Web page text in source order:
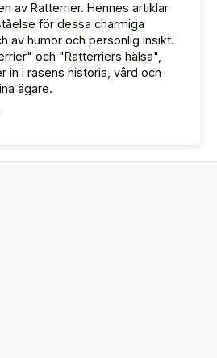
av Ratterrier. Hennes artiklar
för dessa charmiga
av humor och personlig insikt.
och "Ratterriers hälsa",
in i rasens historia, vård och
ägare.